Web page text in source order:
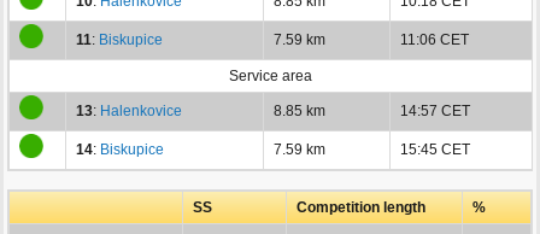
11: Biskupice 7.59 km 11:06 CET
Service area
13: Halenkovice 8.85 km 14:57 CET
14: Biskupice 7.59 km 15:45 CET
SS Competition length
%